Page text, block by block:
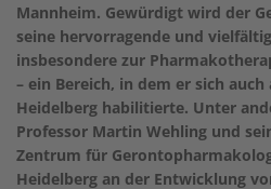
Mannheim. Gewürdigt wird der
seine hervorragende und
insbesondere zur
– ein Bereich, in dem er sich
Heidelberg habilitierte. Unter
Professor Martin Wehling und
Zentrum für
Heidelberg an der Entwicklung